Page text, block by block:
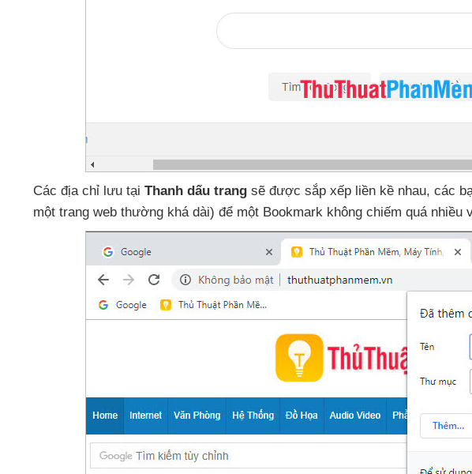
Các địa chỉ lưu tại Thanh dấu trang sẽ được sắp xếp liền kề nhau, các
một trang web thường khá dài) để một Bookmark không chiếm quá nhiều